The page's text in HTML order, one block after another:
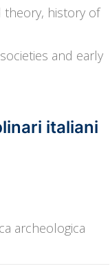
theory, history of
and early
italiani
archeologica